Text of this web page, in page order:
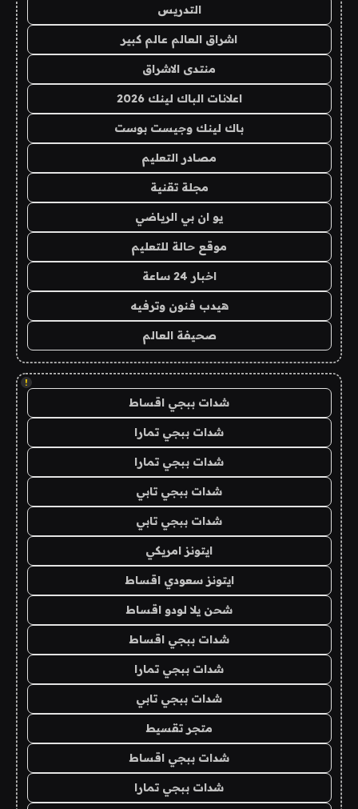
التدريس
اشراق العالم عالم كبير
منتدى الاشراق
اعلانات الباك لينك 2026
باك لينك وجيست بوست
مصادر التعليم
مجلة تقنية
يو ان بي الرياضي
موقع حالة للتعليم
اخبار 24 ساعة
هيدب فنون وترفيه
صحيفة العالم
!
شدات ببجي اقساط
شدات ببجي تمارا
شدات ببجي تمارا
شدات ببجي تابي
شدات ببجي تابي
ايتونز امريكي
ايتونز سعودي اقساط
شحن يلا لودو اقساط
شدات ببجي اقساط
شدات ببجي تمارا
شدات ببجي تابي
متجر تقسيط
شدات ببجي اقساط
شدات ببجي تمارا